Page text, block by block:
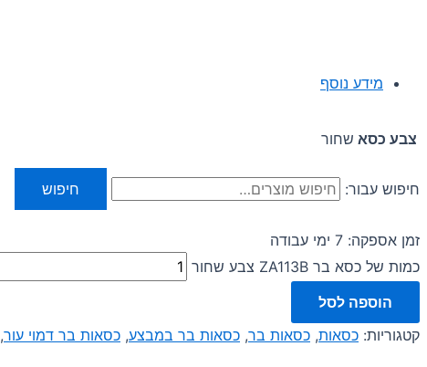
מידע נוסף
צבע כסא שחור
חיפוש עבור: חיפוש
זמן אספקה: 7 ימי עבודה
כמות של כסא בר ZA113B צבע שחור
הוספה לסל
קטגוריות: כסאות, כסאות בר, כסאות בר במבצע, כסאות בר דמוי עור,